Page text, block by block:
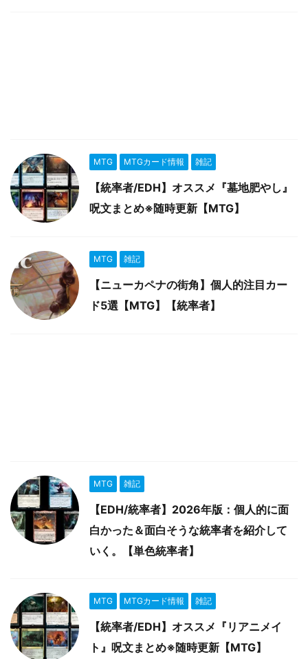
MTG MTGカード情報 雑記
【統率者/EDH】オススメ『墓地肥やし』
呪文まとめ※随時更新【MTG】
MTG 雑記
【ニューカペナの街角】個人的注目カー
ド5選【MTG】【統率者】
MTG 雑記
【EDH/統率者】2026年版：個人的に面
白かった＆面白そうな統率者を紹介して
いく。【単色統率者】
MTG MTGカード情報 雑記
【統率者/EDH】オススメ『リアニメイ
ト』呪文まとめ※随時更新【MTG】